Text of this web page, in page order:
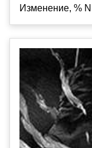
Изменение, %